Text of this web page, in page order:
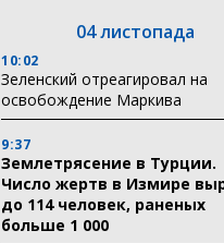
04 листопада
10:02
Зеленский отреагировал на
освобождение Маркива
9:37
Землетрясение в Турции.
Число жертв в Измире
до 114 человек, раненых
больше 1 000